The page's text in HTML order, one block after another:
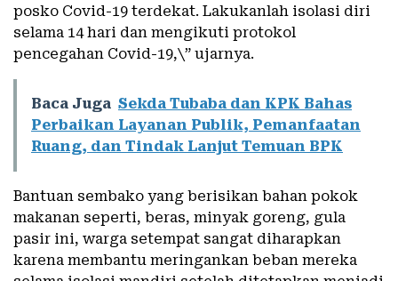
posko Covid-19 terdekat. Lakukanlah isolasi diri
selama 14 hari dan mengikuti protokol
pencegahan Covid-19,\” ujarnya.
Baca Juga Sekda Tubaba dan KPK Bahas
Perbaikan Layanan Publik, Pemanfaatan
Ruang, dan Tindak Lanjut Temuan BPK
Bantuan sembako yang berisikan bahan pokok
makanan seperti, beras, minyak goreng, gula
pasir ini, warga setempat sangat diharapkan
karena membantu meringankan beban mereka